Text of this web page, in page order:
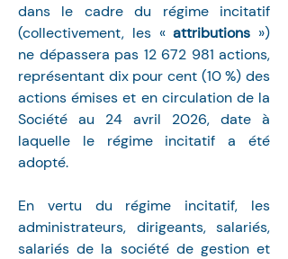
dans le cadre du régime incitatif
(collectivement, les « attributions »)
ne dépassera pas 12 672 981 actions,
représentant dix pour cent (10 %) des
actions émises et en circulation de la
Société au 24 avril 2026, date à
laquelle le régime incitatif a été
adopté.
En vertu du régime incitatif, les
administrateurs, dirigeants, salariés,
salariés de la société de gestion et